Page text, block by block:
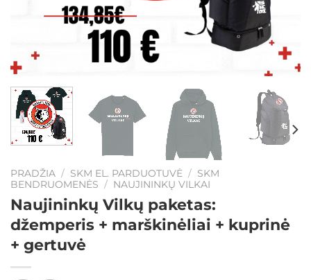
PRADŽIA / SKM EL. PARDUOTUVĖ / SKM
BENDRUOMENĖS / NAUJININKŲ VILKAI
Naujininkų Vilkų paketas:
džemperis + marškinėliai + kuprinė
+ gertuvė